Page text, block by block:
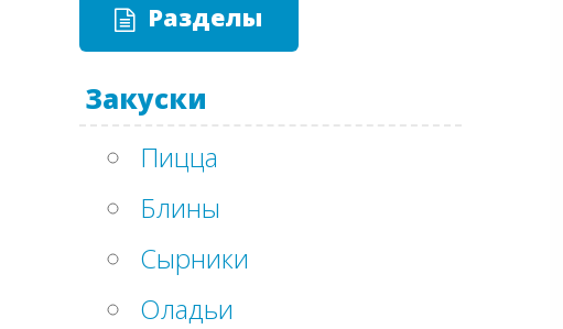
Разделы
Закуски
Пицца
Блины
Сырники
Оладьи